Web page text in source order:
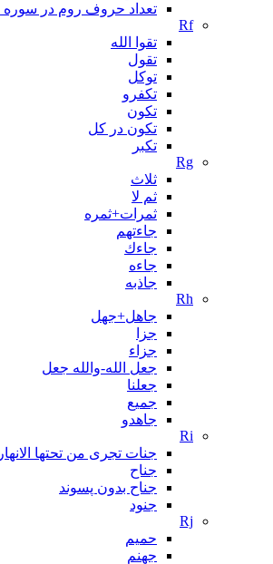
تعداد حروف روم در سوره
Rf
تقوا الله
تقول
توکل
تکفرو
تکون
تکون در کل
تکبر
Rg
ثلاث
ثم لا
ثمرات+ثمره
جاءتهم
جاءك
جاءه
جاذبه
Rh
جاهل+جهل
جزا
جزاء
جعل الله-والله جعل
جعلنا
جمیع
جاهدو
Ri
جنات تجری من تحتها الانهار
جناح
جناح بدون پسوند
جنود
Rj
حمیم
جهنم